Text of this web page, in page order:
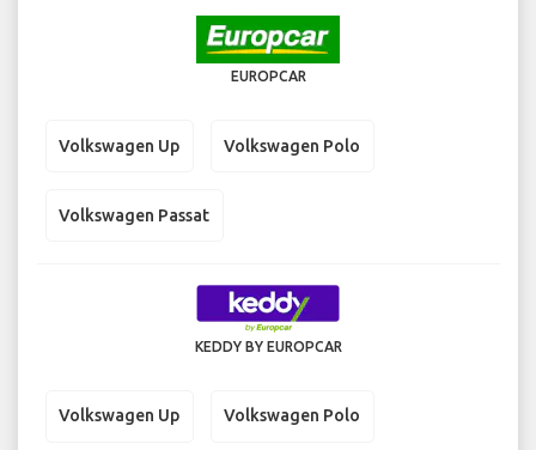
EUROPCAR
Volkswagen Up Volkswagen Polo
Volkswagen Passat
KEDDY BY EUROPCAR
Volkswagen Up Volkswagen Polo